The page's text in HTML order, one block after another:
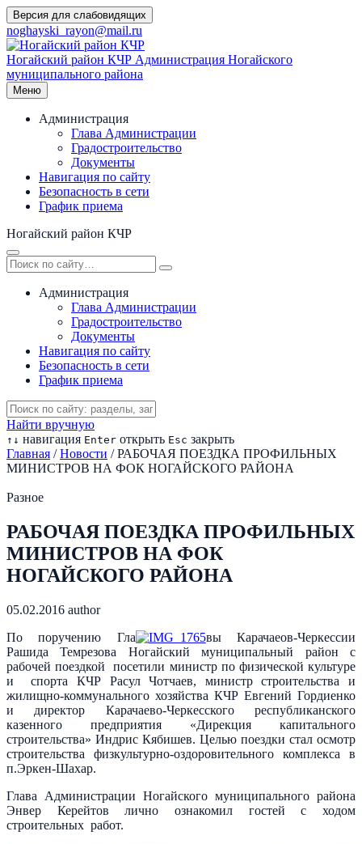
Перейти
к
содержимому
Версия для слабовидящих
noghayski_rayon@mail.ru
Ногайский район КЧР Администрация Ногайского
муниципального района
Меню
Администрация
Глава Администрации
Градостроительство
Документы
Навигация по сайту
Безопасность в сети
График приема
Ногайский район КЧР
Администрация
Глава Администрации
Градостроительство
Документы
Навигация по сайту
Безопасность в сети
График приема
Найти вручную
↑ ↓ навигация Enter открыть Esc закрыть
Главная / Новости / РАБОЧАЯ ПОЕЗДКА ПРОФИЛЬНЫХ
МИНИСТРОВ НА ФОК НОГАЙСКОГО РАЙОНА
Разное
РАБОЧАЯ ПОЕЗДКА ПРОФИЛЬНЫХ
МИНИСТРОВ НА ФОК
НОГАЙСКОГО РАЙОНА
05.02.2016 author
По поручению Гла
вы Карачаеов-Черкессии
Рашида Темрезова Ногайский муниципальный район с
рабочей поездкой посетили министр по физической культуре
и спорта КЧР Расул Чотчаев, министр строительства и
жилищно-коммунального хозяйства КЧР Евгений Гордиенко
и директор Карачаево-Черкесского республиканского
казенного предприятия «Дирекция капитального
строительства» Индрис Кябишев. Целью поездки стал осмотр
строительства физкультурно-оздоровительного комплекса в
п.Эркен-Шахар.
Глава Администрации Ногайского муниципального района
Энвер Керейтов лично ознакомил гостей с ходом
строительных работ.